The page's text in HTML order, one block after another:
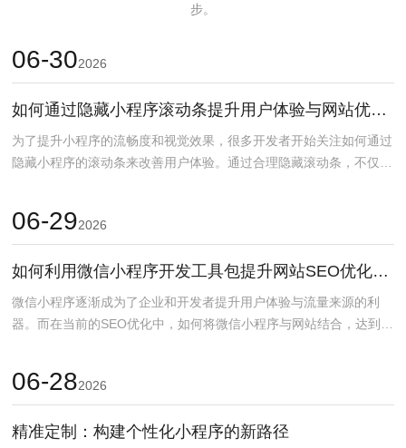
步。
06-302026
如何通过隐藏小程序滚动条提升用户体验与网站优化效果
为了提升小程序的流畅度和视觉效果，很多开发者开始关注如何通过
隐藏小程序的滚动条来改善用户体验。通过合理隐藏滚动条，不仅能
06-292026
如何利用微信小程序开发工具包提升网站SEO优化效果
微信小程序逐渐成为了企业和开发者提升用户体验与流量来源的利
器。而在当前的SEO优化中，如何将微信小程序与网站结合，达到更
06-282026
精准定制：构建个性化小程序的新路径